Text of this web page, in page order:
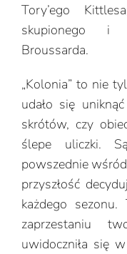
Tory’ego
skupionego i
Broussarda.
„Kolonia” to nie
udało się
skrótów, czy
ślepe uliczki.
powszednie
przyszłość
każdego
zaprzestaniu
uwidoczniła się